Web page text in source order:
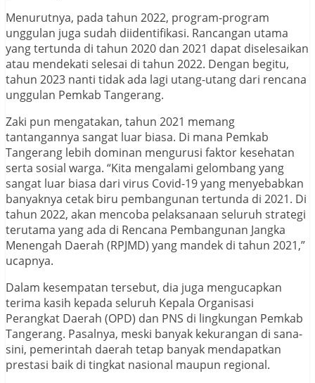
Menurutnya, pada tahun 2022, program-program
unggulan juga sudah diidentifikasi. Rancangan utama
yang tertunda di tahun 2020 dan 2021 dapat diselesaikan
atau mendekati selesai di tahun 2022. Dengan begitu,
tahun 2023 nanti tidak ada lagi utang-utang dari rencana
unggulan Pemkab Tangerang.
Zaki pun mengatakan, tahun 2021 memang
tantangannya sangat luar biasa. Di mana Pemkab
Tangerang lebih dominan mengurusi faktor kesehatan
serta sosial warga. “Kita mengalami gelombang yang
sangat luar biasa dari virus Covid-19 yang menyebabkan
banyaknya cetak biru pembangunan tertunda di 2021. Di
tahun 2022, akan mencoba pelaksanaan seluruh strategi
terutama yang ada di Rencana Pembangunan Jangka
Menengah Daerah (RPJMD) yang mandek di tahun 2021,”
ucapnya.
Dalam kesempatan tersebut, dia juga mengucapkan
terima kasih kepada seluruh Kepala Organisasi
Perangkat Daerah (OPD) dan PNS di lingkungan Pemkab
Tangerang. Pasalnya, meski banyak kekurangan di sana-
sini, pemerintah daerah tetap banyak mendapatkan
prestasi baik di tingkat nasional maupun regional.